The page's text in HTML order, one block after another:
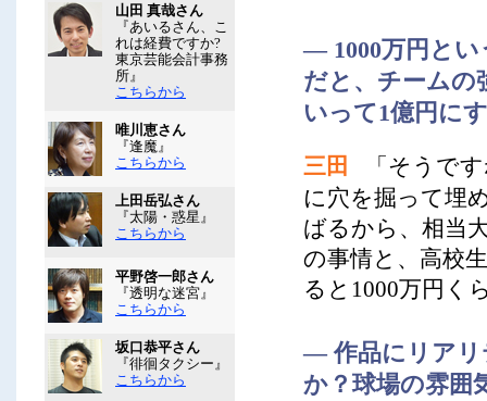
山田 真哉さん
『あいるさん、こ
れは経費ですか?
東京芸能会計事務
所』
こちらから
唯川恵さん
『逢魔』
こちらから
上田岳弘さん
『太陽・惑星』
こちらから
平野啓一郎さん
『透明な迷宮』
こちらから
坂口恭平さん
『徘徊タクシー』
こちらから
― 1000万円とい
だと、チームの
いって1億円に
三田
「そうで
に穴を掘って埋
ばるから、相当
の事情と、高校
ると1000万円く
― 作品にリアリ
か？球場の雰囲